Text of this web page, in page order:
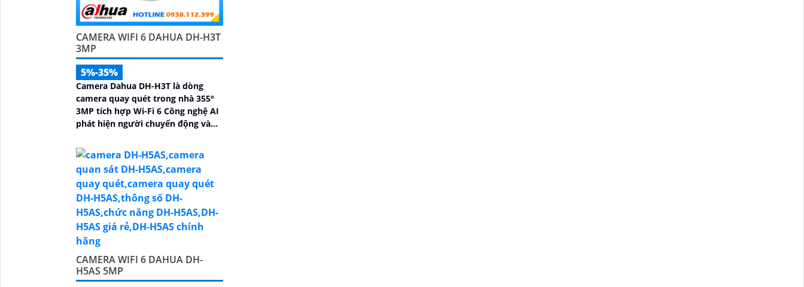
CAMERA WIFI 6 DAHUA DH-H3T
3MP
5%-35%
Camera Dahua DH-H3T là dòng
camera quay quét trong nhà 355°
3MP tích hợp Wi-Fi 6 Công nghệ AI
phát hiện người chuyển động và
hai chiều, hồng ngoại tầm xa ban
đêm 10m hỗ trợ thẻ nhớ MicroSD
256GB ONVIF và điều khiển từ xa
qua ứng dụng DMSS
CAMERA WIFI 6 DAHUA DH-
H5AS 5MP